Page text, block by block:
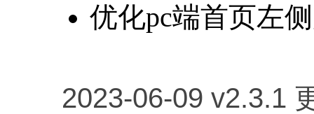
优化pc端首页左
2023-06-09 v2.3.1